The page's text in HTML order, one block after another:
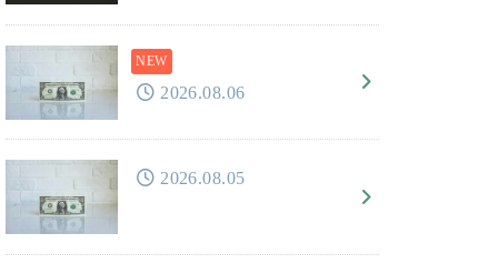
2026.08.06
2026.08.05